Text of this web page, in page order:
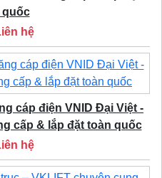
quốc
hệ
cáp điện VNID Đại Việt -
cấp & lắp đặt toàn quốc
hệ